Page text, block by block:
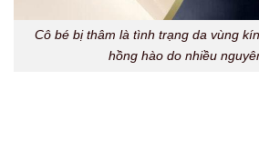
Cô bé bị thâm là tình trạng da vùng
hồng hào do nhiều